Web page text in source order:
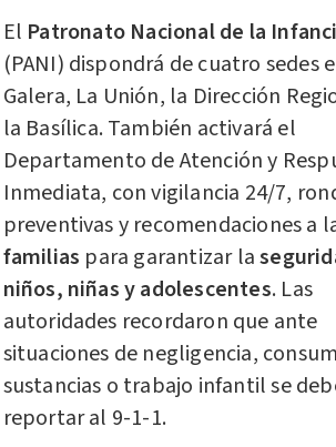
El Patronato Nacional de la
(PANI) dispondrá de cuatro sedes
Galera, La Unión, la Dirección
la Basílica. También activará el
Departamento de Atención y
Inmediata, con vigilancia 24/7,
preventivas y recomendaciones a
familias para garantizar la
niños, niñas y adolescentes. Las
autoridades recordaron que ante
situaciones de negligencia,
sustancias o trabajo infantil se
reportar al 9-1-1.